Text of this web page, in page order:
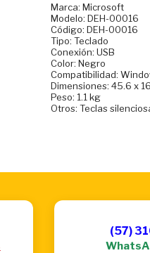
Marca: Microsoft
Modelo: DEH-00016
Código: DEH-00016
Tipo: Teclado
Conexión: USB
Color: Negro
Compatibilidad:
Dimensiones: 45.6 x
Peso: 1.1 kg
Otros: Teclas
(57)